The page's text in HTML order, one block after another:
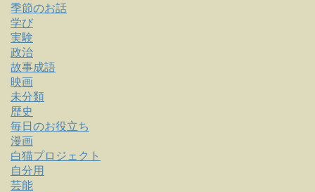
季節のお話
学び
実験
政治
故事成語
映画
未分類
歴史
毎日のお役立ち
漫画
白猫プロジェクト
自分用
芸能